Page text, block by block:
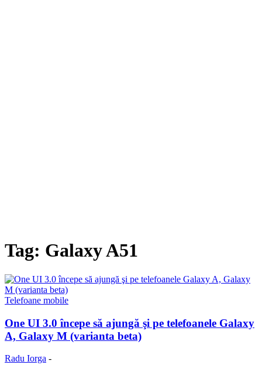
Tag: Galaxy A51
Telefoane mobile
One UI 3.0 începe să ajungă şi pe telefoanele Galaxy
A, Galaxy M (varianta beta)
Radu Iorga -